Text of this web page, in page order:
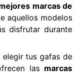
marcas de
aquellos modelos
disfrutar durante
elegir tus gafas de
las marcas